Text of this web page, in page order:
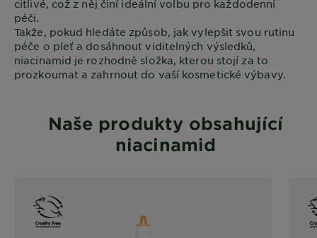
citlivé, což z něj činí ideální volbu pro každodenní
péči.
Takže, pokud hledáte způsob, jak vylepšit svou rutinu
péče o pleť a dosáhnout viditelných výsledků,
niacinamid je rozhodně složka, kterou stojí za to
prozkoumat a zahrnout do vaší kosmetické výbavy.
Naše produkty obsahující
niacinamid